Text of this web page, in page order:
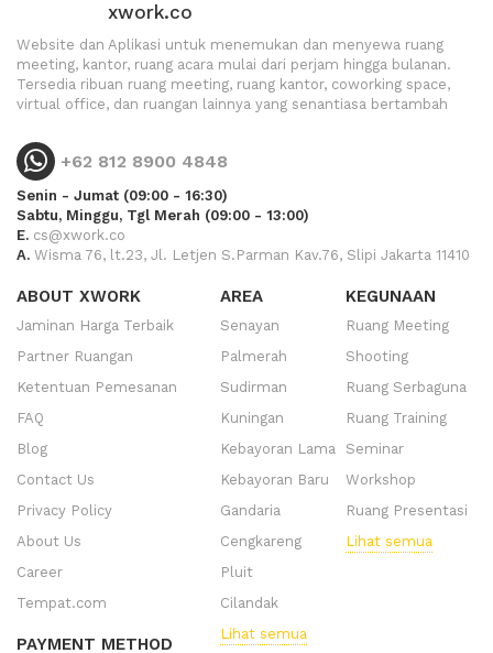
xwork.co
Website dan Aplikasi untuk menemukan dan menyewa ruang
meeting, kantor, ruang acara mulai dari perjam hingga bulanan.
Tersedia ribuan ruang meeting, ruang kantor, coworking space,
virtual office, dan ruangan lainnya yang senantiasa bertambah
+62 812 8900 4848
Senin - Jumat (09:00 - 16:30)
Sabtu, Minggu, Tgl Merah (09:00 - 13:00)
E. cs@xwork.co
A. Wisma 76, lt.23, Jl. Letjen S.Parman Kav.76, Slipi Jakarta 11410
ABOUT XWORK
Jaminan Harga Terbaik
Partner Ruangan
Ketentuan Pemesanan
FAQ
Blog
Contact Us
Privacy Policy
About Us
Career
Tempat.com
PAYMENT METHOD
AREA
Senayan
Palmerah
Sudirman
Kuningan
Kebayoran Lama
Kebayoran Baru
Gandaria
Cengkareng
Pluit
Cilandak
Lihat semua
KEGUNAAN
Ruang Meeting
Shooting
Ruang Serbaguna
Ruang Training
Seminar
Workshop
Ruang Presentasi
Lihat semua